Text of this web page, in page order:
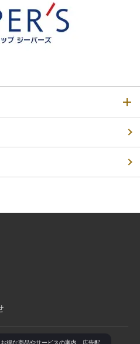
得な商品やサービスの案内、広告配